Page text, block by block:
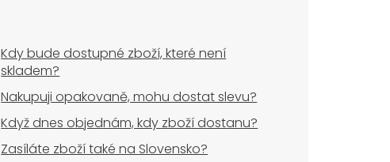
Kdy bude dostupné zboží, které není
skladem?
Nakupuji opakovaně, mohu dostat slevu?
Když dnes objednám, kdy zboží dostanu?
Zasíláte zboží také na Slovensko?